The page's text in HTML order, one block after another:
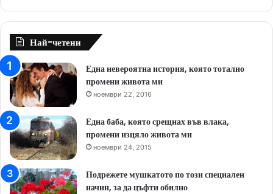
Най-четени
Една невероятна история, която тотално
промени живота ми
ноември 22, 2016
Една баба, която срещнах във влака,
промени изцяло живота ми
ноември 24, 2015
Подрежете мушкатото по този специален
начин, за да цъфти обилно